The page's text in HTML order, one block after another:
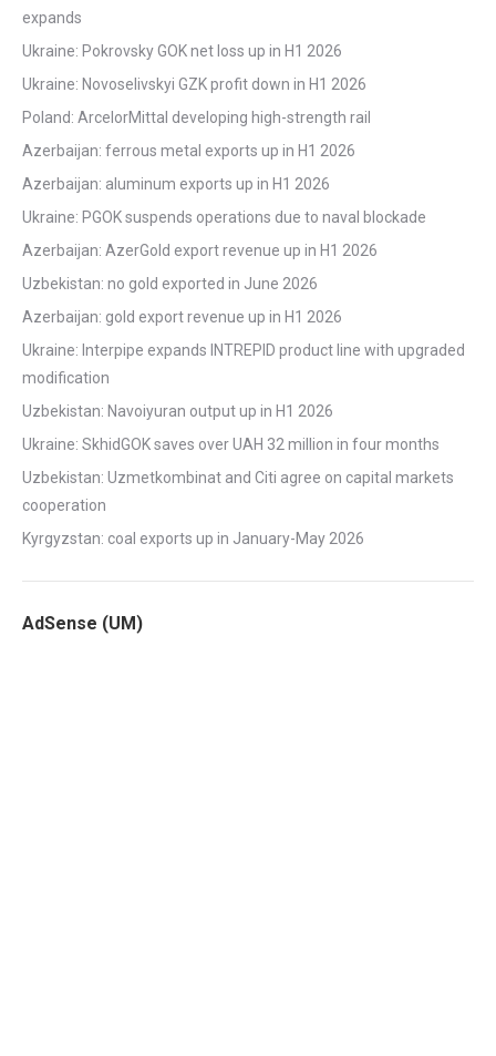
expands
Ukraine: Pokrovsky GOK net loss up in H1 2026
Ukraine: Novoselivskyi GZK profit down in H1 2026
Poland: ArcelorMittal developing high-strength rail
Azerbaijan: ferrous metal exports up in H1 2026
Azerbaijan: aluminum exports up in H1 2026
Ukraine: PGOK suspends operations due to naval blockade
Azerbaijan: AzerGold export revenue up in H1 2026
Uzbekistan: no gold exported in June 2026
Azerbaijan: gold export revenue up in H1 2026
Ukraine: Interpipe expands INTREPID product line with upgraded
modification
Uzbekistan: Navoiyuran output up in H1 2026
Ukraine: SkhidGOK saves over UAH 32 million in four months
Uzbekistan: Uzmetkombinat and Citi agree on capital markets
cooperation
Kyrgyzstan: coal exports up in January-May 2026
AdSense (UM)